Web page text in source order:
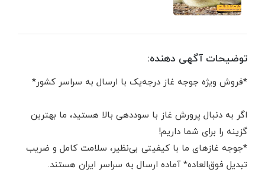
توضیحات آگهی دهنده:
*فروش ویژه جوجه غاز درجه‌یک با ارسال به سراسر کشور*
اگر به دنبال پرورش غاز با سوددهی بالا هستید، ما بهترین
گزینه را برای شما داریم!
*جوجه غازهای ما با کیفیتی بی‌نظیر، سلامت کامل و ضریب
تبدیل فوق‌العاده* آماده ارسال به سراسر ایران هستند.